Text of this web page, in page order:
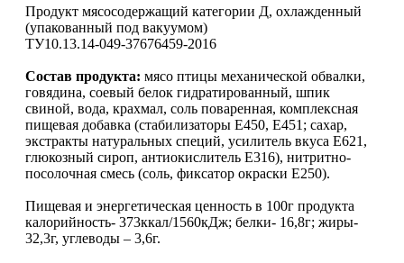
Продукт мясосодержащий категории Д, охлажденный
(упакованный под вакуумом)
ТУ10.13.14-049-37676459-2016
Состав продукта: мясо птицы механической обвалки,
говядина, соевый белок гидратированный, шпик
свиной, вода, крахмал, соль поваренная, комплексная
пищевая добавка (стабилизаторы Е450, Е451; сахар,
экстракты натуральных специй, усилитель вкуса Е621,
глюкозный сироп, антиокислитель Е316), нитритно-
посолочная смесь (соль, фиксатор окраски Е250).
Пищевая и энергетическая ценность в 100г продукта
калорийность- 373ккал/1560кДж; белки- 16,8г; жиры-
32,3г, углеводы – 3,6г.